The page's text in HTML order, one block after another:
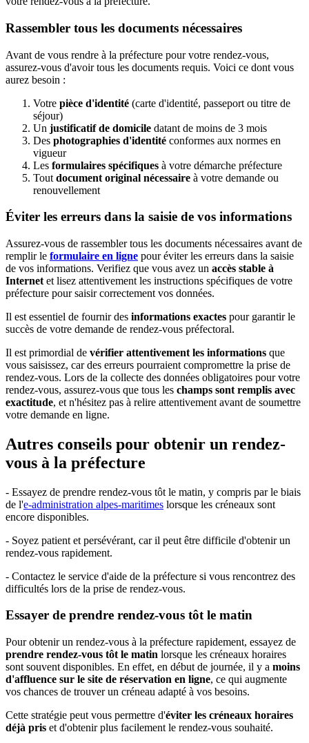
Rassembler tous les documents nécessaires
Avant de vous rendre à la préfecture pour votre rendez-vous,
assurez-vous d'avoir tous les documents requis. Voici ce dont vous
aurez besoin :
Votre pièce d'identité (carte d'identité, passeport ou titre de
séjour)
Un justificatif de domicile datant de moins de 3 mois
Des photographies d'identité conformes aux normes en
vigueur
Les formulaires spécifiques à votre démarche préfecture
Tout document original nécessaire à votre demande ou
renouvellement
Éviter les erreurs dans la saisie de vos informations
Assurez-vous de rassembler tous les documents nécessaires avant de
remplir le formulaire en ligne pour éviter les erreurs dans la saisie
de vos informations. Verifiez que vous avez un accès stable à
Internet et lisez attentivement les instructions spécifiques de votre
préfecture pour saisir correctement vos données.
Il est essentiel de fournir des informations exactes pour garantir le
succès de votre demande de rendez-vous préfectoral.
Il est primordial de vérifier attentivement les informations que
vous saisissez, car des erreurs pourraient compromettre la prise de
rendez-vous. Lors de la collecte des données obligatoires pour votre
rendez-vous, assurez-vous que tous les champs sont remplis avec
exactitude, et n'hésitez pas à relire attentivement avant de soumettre
votre demande en ligne.
Autres conseils pour obtenir un rendez-
vous à la préfecture
- Essayez de prendre rendez-vous tôt le matin, y compris par le biais
de l'e-administration alpes-maritimes lorsque les créneaux sont
encore disponibles.
- Soyez patient et persévérant, car il peut être difficile d'obtenir un
rendez-vous rapidement.
- Contactez le service d'aide de la préfecture si vous rencontrez des
difficultés lors de la prise de rendez-vous.
Essayer de prendre rendez-vous tôt le matin
Pour obtenir un rendez-vous à la préfecture rapidement, essayez de
prendre rendez-vous tôt le matin lorsque les créneaux horaires
sont souvent disponibles. En effet, en début de journée, il y a moins
d'affluence sur le site de réservation en ligne, ce qui augmente
vos chances de trouver un créneau adapté à vos besoins.
Cette stratégie peut vous permettre d'éviter les créneaux horaires
déjà pris et d'obtenir plus facilement le rendez-vous souhaité.